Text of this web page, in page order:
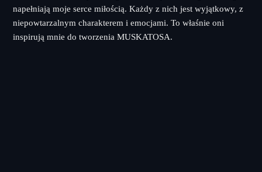
napełniają moje serce miłością. Każdy z nich jest wyjątkowy, z
niepowtarzalnym charakterem i emocjami. To właśnie oni
inspirują mnie do tworzenia MUSKATOSA.